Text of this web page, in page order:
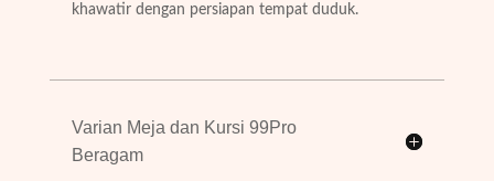
khawatir dengan persiapan tempat duduk.
Varian Meja dan Kursi 99Pro
Beragam